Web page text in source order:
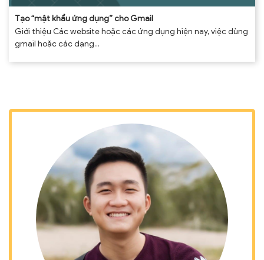
Tạo “mật khẩu ứng dụng” cho Gmail
Giới thiệu Các website hoặc các ứng dụng hiện nay, việc dùng
gmail hoặc các dạng...